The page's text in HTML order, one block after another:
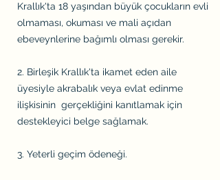
Krallık'ta 18 yaşından büyük çocukların evli
olmaması, okuması ve mali açıdan
ebeveynlerine bağımlı olması gerekir.
2. Birleşik Krallık'ta ikamet eden aile
üyesiyle akrabalık veya evlat edinme
ilişkisinin gerçekliğini kanıtlamak için
destekleyici belge sağlamak.
3. Yeterli geçim ödeneği.